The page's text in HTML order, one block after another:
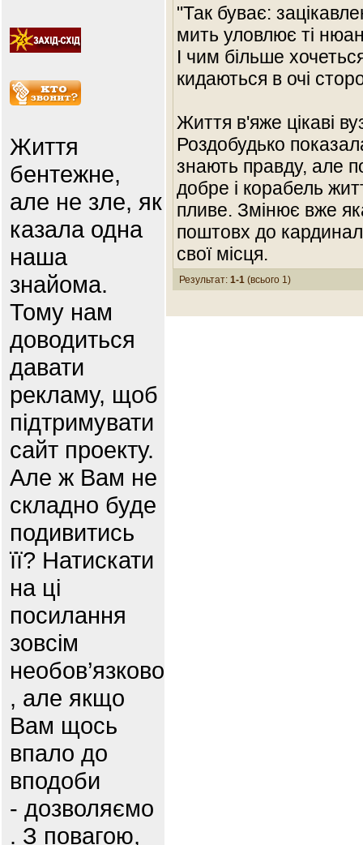
Життя
бентежне,
але не зле, як
казала одна
наша
знайома.
Тому нам
доводиться
давати
рекламу, щоб
підтримувати
сайт проекту.
Але ж Вам не
складно буде
подивитись
її? Натискати
на ці
посилання
зовсім
необов’язково
, але якщо
Вам щось
впало до
вподоби
- дозволяємо
. З повагою,
"Так буває:
мить уловлює тi
I чим бiльше
кидаються в очi
Життя в'яже цiкавi
Роздобудько
знають правду, але
добре і корабель
пливе. Змінює вже
поштовх до
свої місця.
Результат: 1-1 (всього 1)